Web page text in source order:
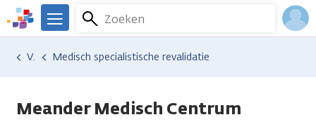
Overslaan
en
naar
We
er
Kanker.nl
Zoeken
Menu
Hulp en ondersteuning
Vind hulp bij kanker Medisch specialistische revalidatie
Meander Medisch Centrum